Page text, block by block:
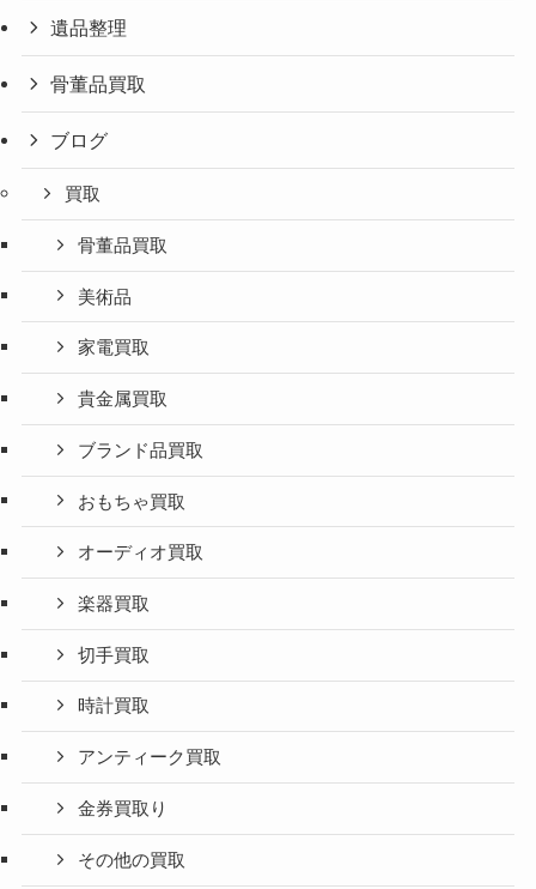
遺品整理
骨董品買取
ブログ
買取
骨董品買取
美術品
家電買取
貴金属買取
ブランド品買取
おもちゃ買取
オーディオ買取
楽器買取
切手買取
時計買取
アンティーク買取
金券買取り
その他の買取